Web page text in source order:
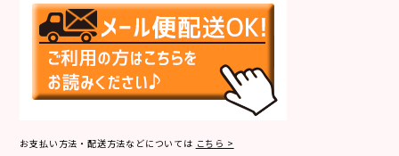
お支払い方法・配送方法などについては こちら >